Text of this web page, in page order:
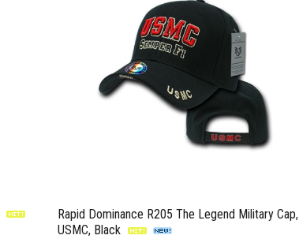
Rapid Dominance R205 The Legend Military Cap,
USMC, Black